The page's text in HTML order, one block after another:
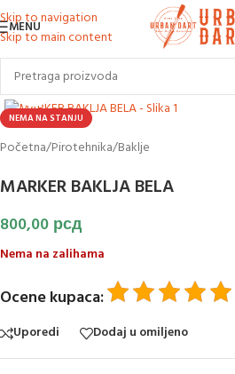
Skip to navigation
Skip to main content
MENU
NEMA NA STANJU
Klikni za uvećanje slike
Početna/Pirotehnika/Baklje
MARKER BAKLJA BELA
800,00 рсд
Nema na zalihama
Ocene kupaca:
Uporedi Dodaj u omiljeno